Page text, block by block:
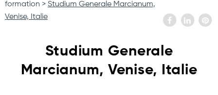
formation
Studium Generale Marcianum,
Venise, Italie
Studium Generale
Marcianum, Venise, Italie